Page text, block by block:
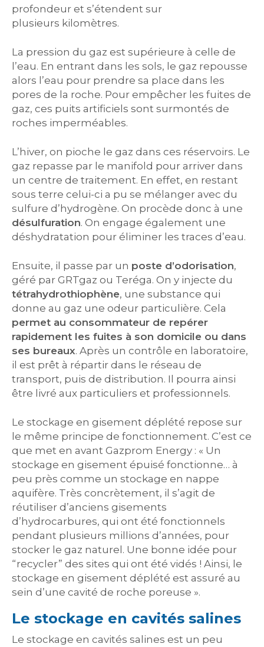
profondeur et s’étendent sur
plusieurs kilomètres.
La pression du gaz est supérieure à celle de
l’eau. En entrant dans les sols, le gaz repousse
alors l’eau pour prendre sa place dans les
pores de la roche. Pour empêcher les fuites de
gaz, ces puits artificiels sont surmontés de
roches imperméables.
L’hiver, on pioche le gaz dans ces réservoirs. Le
gaz repasse par le manifold pour arriver dans
un centre de traitement. En effet, en restant
sous terre celui-ci a pu se mélanger avec du
sulfure d’hydrogène. On procède donc à une
désulfuration. On engage également une
déshydratation pour éliminer les traces d’eau.
Ensuite, il passe par un poste d’odorisation,
géré par GRTgaz ou Teréga. On y injecte du
tétrahydrothiophène, une substance qui
donne au gaz une odeur particulière. Cela
permet au consommateur de repérer
rapidement les fuites à son domicile ou dans
ses bureaux. Après un contrôle en laboratoire,
il est prêt à répartir dans le réseau de
transport, puis de distribution. Il pourra ainsi
être livré aux particuliers et professionnels.
Le stockage en gisement déplété repose sur
le même principe de fonctionnement. C’est ce
que met en avant Gazprom Energy : « Un
stockage en gisement épuisé fonctionne… à
peu près comme un stockage en nappe
aquifère. Très concrètement, il s’agit de
réutiliser d’anciens gisements
d’hydrocarbures, qui ont été fonctionnels
pendant plusieurs millions d’années, pour
stocker le gaz naturel. Une bonne idée pour
“recycler” des sites qui ont été vidés ! Ainsi, le
stockage en gisement déplété est assuré au
sein d’une cavité de roche poreuse ».
Le stockage en cavités salines
Le stockage en cavités salines est un peu